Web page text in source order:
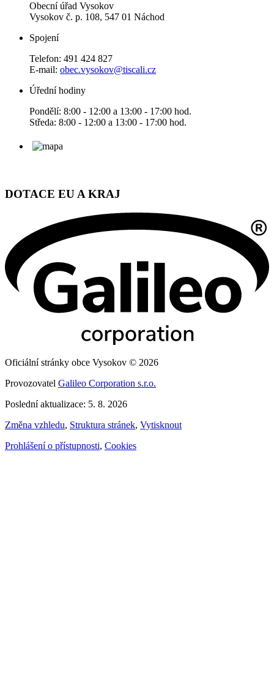
Obecní úřad Vysokov
Vysokov č. p. 108, 547 01 Náchod
Spojení
Telefon: 491 424 827
E-mail: obec.vysokov@tiscali.cz
Úřední hodiny
Pondělí: 8:00 - 12:00 a 13:00 - 17:00 hod.
Středa: 8:00 - 12:00 a 13:00 - 17:00 hod.
DOTACE EU A KRAJ
Oficiální stránky obce Vysokov © 2026
Provozovatel Galileo Corporation s.r.o.
Poslední aktualizace: 5. 8. 2026
Změna vzhledu, Struktura stránek, Vytisknout
Prohlášení o přístupnosti, Cookies